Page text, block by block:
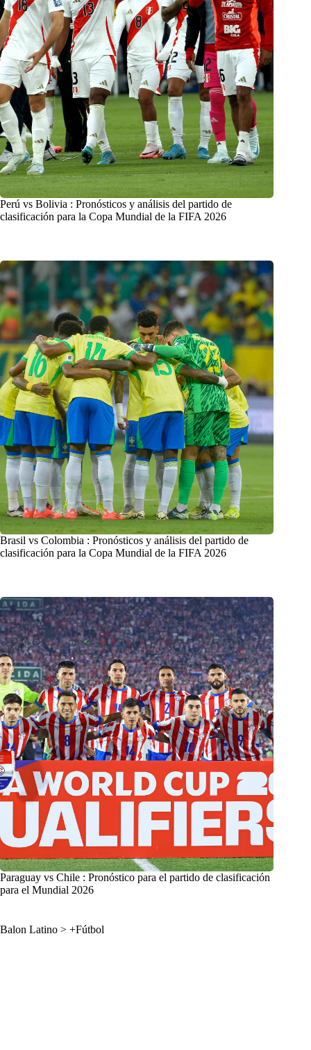
Perú vs Bolivia : Pronósticos y análisis del partido de
clasificación para la Copa Mundial de la FIFA 2026
Brasil vs Colombia : Pronósticos y análisis del partido de
clasificación para la Copa Mundial de la FIFA 2026
Paraguay vs Chile : Pronóstico para el partido de clasificación
para el Mundial 2026
Balon Latino > +Fútbol